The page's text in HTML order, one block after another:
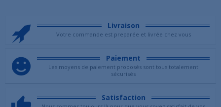
Livraison
Votre commande est preparée et livrée chez vous
Paiement
Les moyens de paiement proposés sont tous totalement
sécurisés
Satisfaction